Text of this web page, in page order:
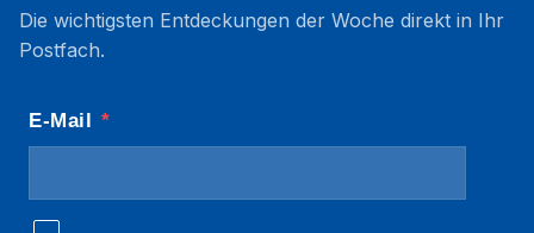
Die wichtigsten Entdeckungen der Woche direkt in Ihr
Postfach.